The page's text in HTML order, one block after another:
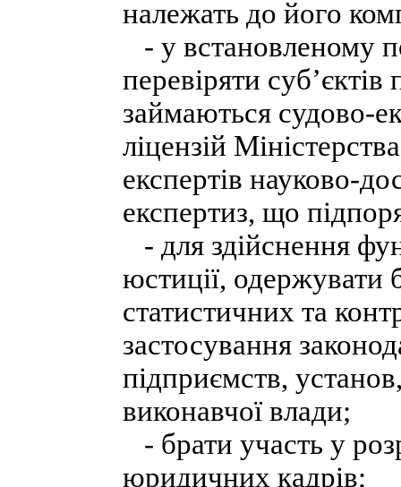
належать до його
- у встановленому
перевіряти суб’єктів
займаються судово-
ліцензій
експертів науково-
експертиз, що
- для здійснення
юстиції, одержувати
статистичних та
застосування
підприємств,
виконавчої влади;
- брати участь у
юридичних кадрів;